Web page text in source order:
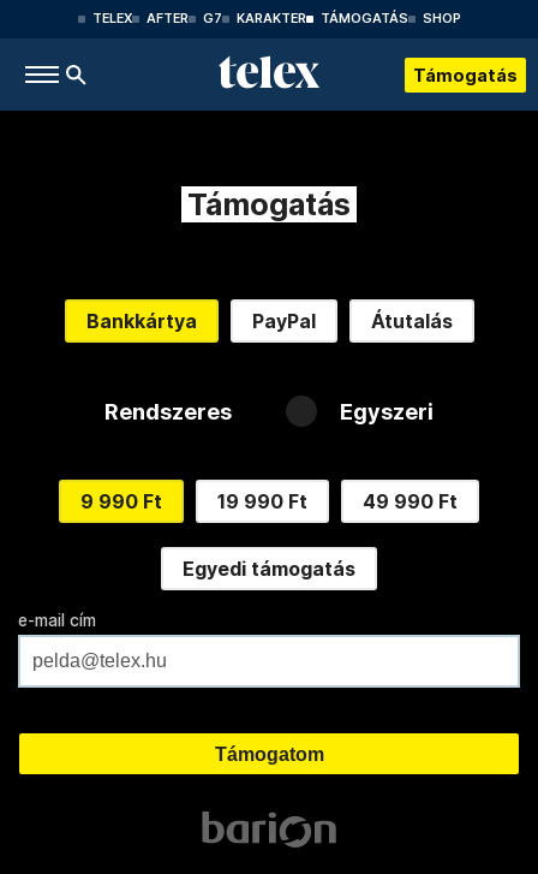
TELEX AFTER G7 KARAKTER TÁMOGATÁS SHOP
Támogatás
Támogatás
Bankkártya PayPal Átutalás
Rendszeres Egyszeri
9 990 Ft 19 990 Ft 49 990 Ft
Egyedi támogatás
e-mail cím